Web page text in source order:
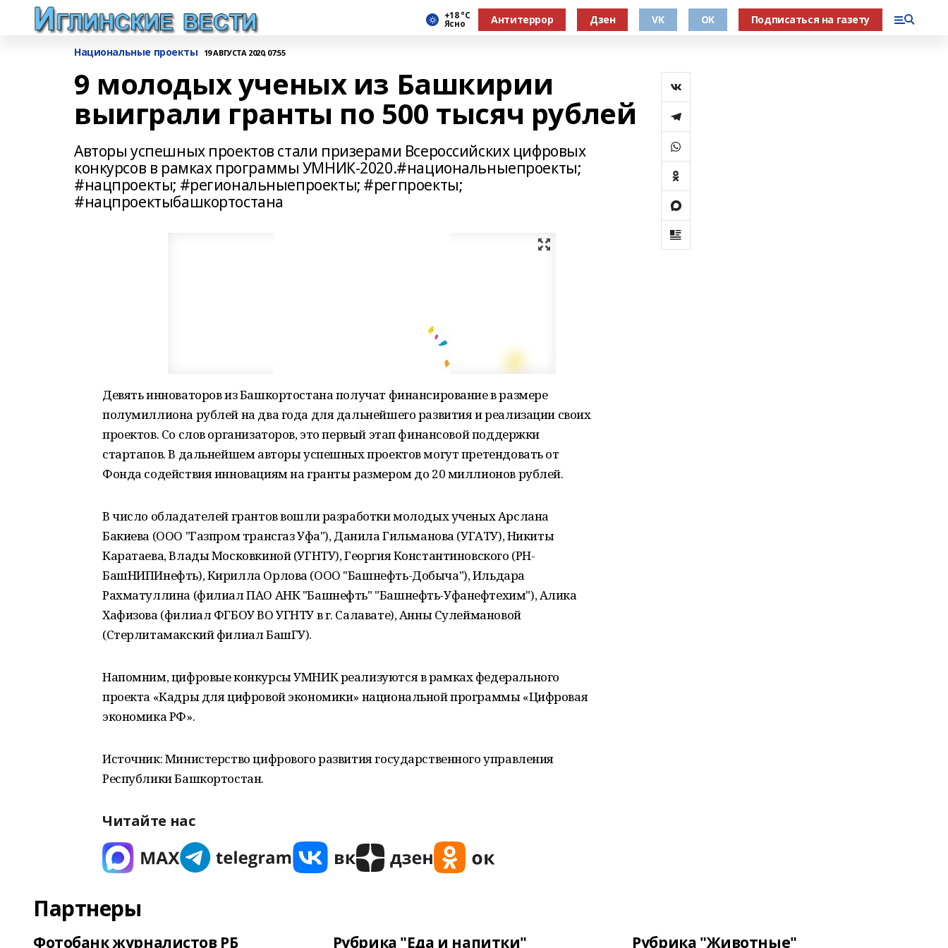
+18 °С
Ясно Антитеррор Дзен VK OK Подписаться на газету
Национальные проекты 19 АВГУСТА 2020, 07:55
9 молодых ученых из Башкирии
выиграли гранты по 500 тысяч рублей
Авторы успешных проектов стали призерами Всероссийских цифровых
конкурсов в рамках программы УМНИК-2020.#национальныепроекты;
#нацпроекты; #региональныепроекты; #регпроекты;
#нацпроектыбашкортостана
Девять инноваторов из Башкортостана получат финансирование в размере
полумиллиона рублей на два года для дальнейшего развития и реализации своих
проектов. Со слов организаторов, это первый этап финансовой поддержки
стартапов. В дальнейшем авторы успешных проектов могут претендовать от
Фонда содействия инновациям на гранты размером до 20 миллионов рублей.
В число обладателей грантов вошли разработки молодых ученых Арслана
Бакиева (ООО "Газпром трансгаз Уфа"), Данила Гильманова (УГАТУ), Никиты
Каратаева, Влады Московкиной (УГНТУ), Георгия Константиновского (РН-
БашНИПИнефть), Кирилла Орлова (ООО "Башнефть-Добыча"), Ильдара
Рахматуллина (филиал ПАО АНК "Башнефть" "Башнефть-Уфанефтехим"), Алика
Хафизова (филиал ФГБОУ ВО УГНТУ в г. Салавате), Анны Сулеймановой
(Стерлитамакский филиал БашГУ).
Напомним, цифровые конкурсы УМНИК реализуются в рамках федерального
проекта «Кадры для цифровой экономики» национальной программы «Цифровая
экономика РФ».
Источник: Министерство цифрового развития государственного управления
Республики Башкортостан.
Читайте нас
Партнеры
Фотобанк журналистов РБ Рубрика "Еда и напитки" Рубрика "Животные"